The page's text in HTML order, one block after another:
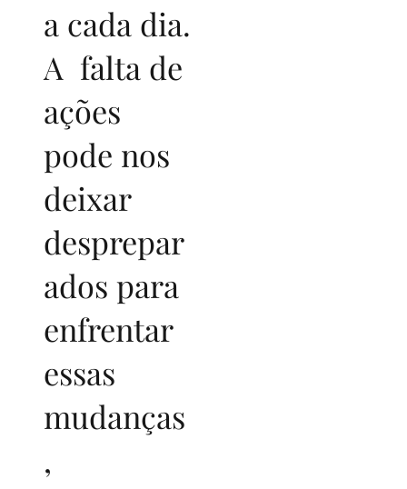
a cada dia.
A falta de
ações
pode nos
deixar
desprepar
ados para
enfrentar
essas
mudanças
,